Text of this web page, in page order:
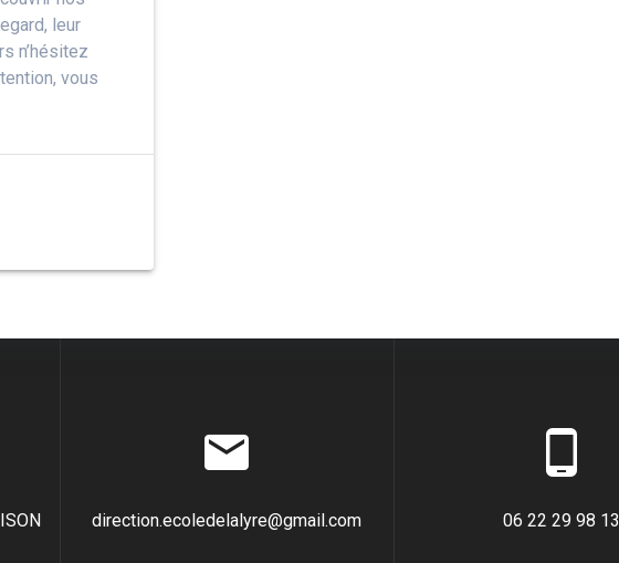
leur
n’hésitez
vous
direction.ecoledelalyre@gmail.com 06 22 29 98 13